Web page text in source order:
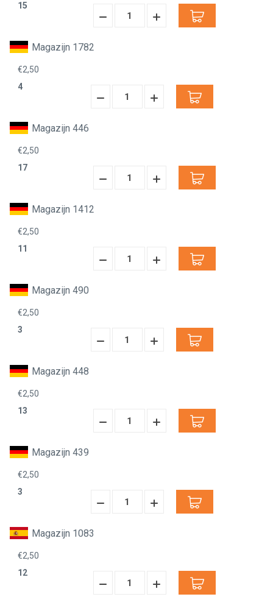
15
Hoeveelheid
Hoeveelheid
Magazijn 1782
€2,50
4
Hoeveelheid
Hoeveelheid
Magazijn 446
€2,50
17
Hoeveelheid
Hoeveelheid
Magazijn 1412
€2,50
11
Hoeveelheid
Hoeveelheid
Magazijn 490
€2,50
3
Hoeveelheid
Hoeveelheid
Magazijn 448
€2,50
13
Hoeveelheid
Hoeveelheid
Magazijn 439
€2,50
3
Hoeveelheid
Hoeveelheid
Magazijn 1083
€2,50
12
Hoeveelheid
Hoeveelheid